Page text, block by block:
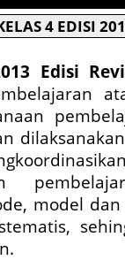
4 EDISI
Edisi
model